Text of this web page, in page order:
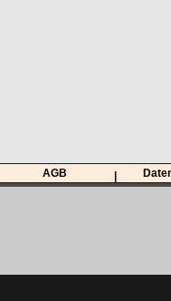
AGB